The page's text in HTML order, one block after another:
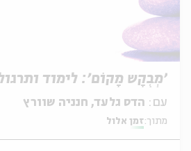
׳מְבֻקָש מָקוֹם׳: לימוד
עם:
מתוך:זמן אלול